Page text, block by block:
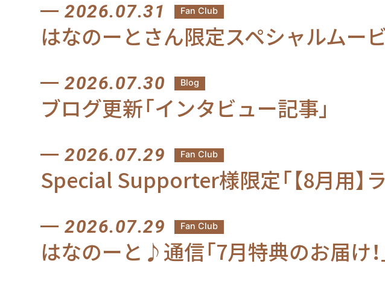
2026.07.31 Fan Club
はなのーとさん限定スペシャルムー
2026.07.30 Blog
ブログ更新「インタビュー記事」
2026.07.29 Fan Club
Special Supporter様限定「【8月用】
2026.07.29 Fan Club
はなのーと♪通信「7月特典のお届け！